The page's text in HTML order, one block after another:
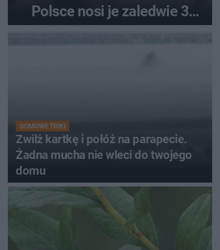
Polsce nosi je zaledwie 3
kobiety
DOMOWE TRIKI
Zwilż kartkę i połóż na parapecie.
Żadna mucha nie wleci do twojego
domu